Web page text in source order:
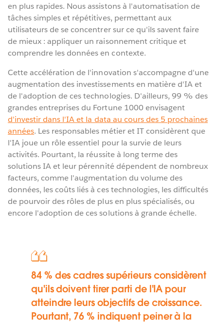
en plus rapides. Nous assistons à l'automatisation de
tâches simples et répétitives, permettant aux
utilisateurs de se concentrer sur ce qu'ils savent faire
de mieux : appliquer un raisonnement critique et
comprendre les données en contexte.
Cette accélération de l'innovation s'accompagne d'une
augmentation des investissements en matière d'IA et
de l'adoption de ces technologies. D'ailleurs, 99 % des
grandes entreprises du Fortune 1000 envisagent
d'investir dans l'IA et la data au cours des 5 prochaines
années. Les responsables métier et IT considèrent que
l'IA joue un rôle essentiel pour la survie de leurs
activités. Pourtant, la réussite à long terme des
solutions IA et leur pérennité dépendent de nombreux
facteurs, comme l'augmentation du volume des
données, les coûts liés à ces technologies, les difficultés
de pourvoir des rôles de plus en plus spécialisés, ou
encore l'adoption de ces solutions à grande échelle.
84 % des cadres supérieurs considèrent
qu'ils doivent tirer parti de l'IA pour
atteindre leurs objectifs de croissance.
Pourtant, 76 % indiquent peiner à la